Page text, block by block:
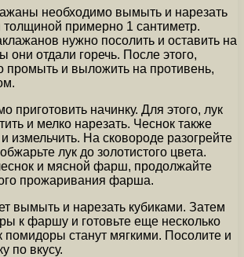
необходимо вымыть и нарезать
толщиной примерно 1 сантиметр.
нужно посолить и оставить на
они отдали горечь. После этого,
промыть и выложить на противень,
приготовить начинку. Для этого, лук
и мелко нарезать. Чеснок также
измельчить. На сковороде разогрейте
лук до золотистого цвета.
и мясной фарш, продолжайте
прожаривания фарша.
вымыть и нарезать кубиками. Затем
к фаршу и готовьте еще несколько
помидоры станут мягкими. Посолите и
по вкусу.